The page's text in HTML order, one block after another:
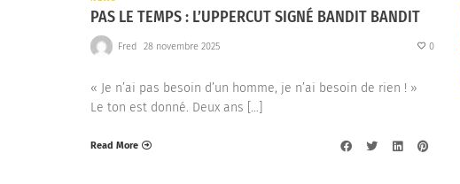
PAS LE TEMPS : L’UPPERCUT SIGNÉ BANDIT BANDIT
Fred 28 novembre 2025 0
« Je n’ai pas besoin d’un homme, je n’ai besoin de rien ! »
Le ton est donné. Deux ans […]
Read More